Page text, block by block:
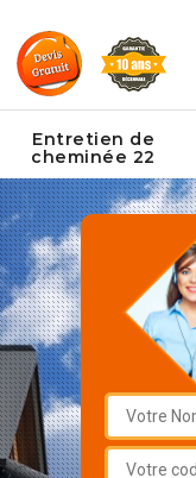
Entretien de
cheminée 22